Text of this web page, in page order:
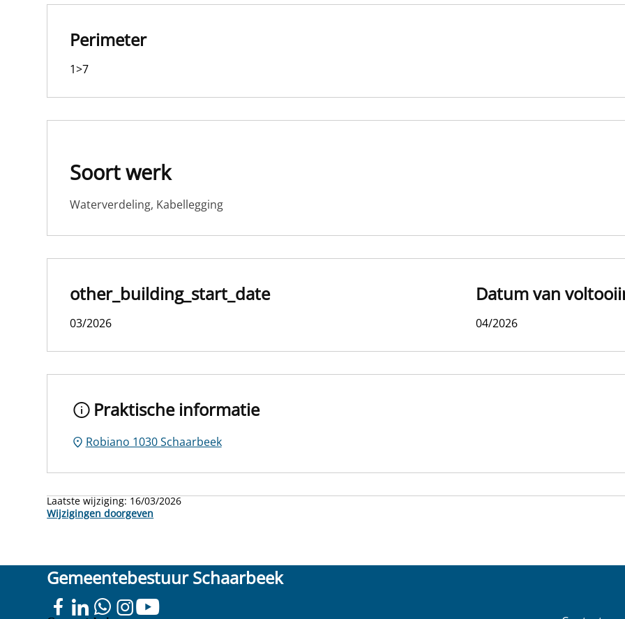
Perimeter
1>7
Soort werk
Waterverdeling, Kabellegging
other_building_start_date
03/2026
Datum van
04/2026
Praktische informatie
Robiano 1030 Schaarbeek
Laatste wijziging: 16/03/2026
Wijzigingen doorgeven
Gemeentebestuur Schaarbeek